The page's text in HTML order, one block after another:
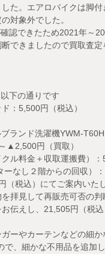
た。エアロバイクは脚
対象外でした。
認できたため2021年～
できましたので買取査
下の通りです
：5,500円（税込）
ランド洗濯機YWM-
▲2,500円（買取）
ル料金＋収取運搬費）：
なし２階からの回収）：
税込）にてご案内いたし
拝見して再販売可否の
伝えし、21,505円（税
ーやカーテンなどの細
、細かな不用品を追加